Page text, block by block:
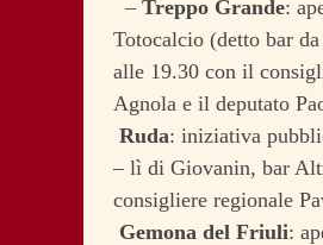
– Treppo Grande:
Totocalcio (detto bar
alle 19.30 con il
Agnola e il deputato
Ruda: iniziativa
– lì di Giovanin, bar
consigliere regionale
Gemona del Friuli: